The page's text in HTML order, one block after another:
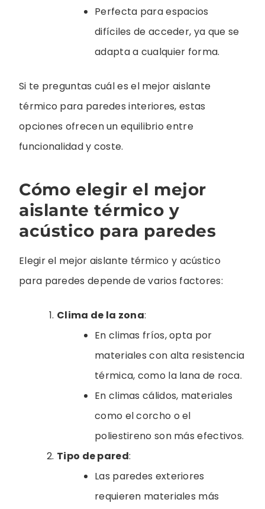
Perfecta para espacios
difíciles de acceder, ya que se
adapta a cualquier forma.
Si te preguntas cuál es el mejor aislante
térmico para paredes interiores, estas
opciones ofrecen un equilibrio entre
funcionalidad y coste.
Cómo elegir el mejor
aislante térmico y
acústico para paredes
Elegir el mejor aislante térmico y acústico
para paredes depende de varios factores:
Clima de la zona:
En climas fríos, opta por
materiales con alta resistencia
térmica, como la lana de roca.
En climas cálidos, materiales
como el corcho o el
poliestireno son más efectivos.
Tipo de pared:
Las paredes exteriores
requieren materiales más